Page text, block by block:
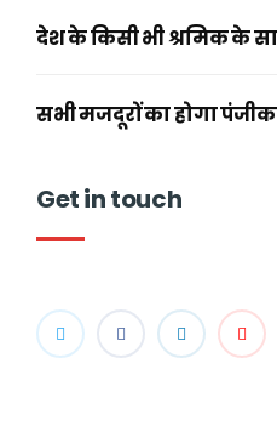
देश के किसी भी श्रमिक के
सभी मजदूरों का होगा
Get in touch